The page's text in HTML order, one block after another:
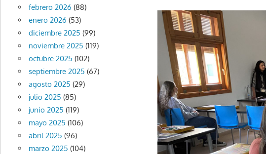
febrero 2026 (88)
enero 2026 (53)
diciembre 2025 (99)
noviembre 2025 (119)
octubre 2025 (102)
septiembre 2025 (67)
agosto 2025 (29)
julio 2025 (85)
junio 2025 (119)
mayo 2025 (106)
abril 2025 (96)
marzo 2025 (104)